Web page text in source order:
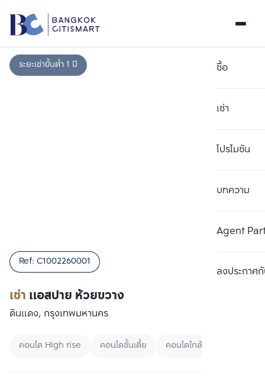
ซื้อ
เช่า
โปรโมชัน
บทความ
Agent
ลงประกาศกั
ระยะเช่าขั้นต่ำ 1 ปี
เช่า แอสปาย ห้วยขวาง
Ref: C1002260001
ดินแดง, กรุงเทพมหานคร
คอนโด High rise คอนโดชั้นเตี้ย คอนโดใกล้ MRT
เปรียบเทียบ